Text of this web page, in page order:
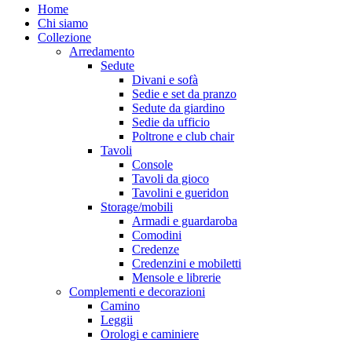
Close
Menu
Home
Chi siamo
Collezione
Arredamento
Sedute
Divani e sofà
Sedie e set da pranzo
Sedute da giardino
Sedie da ufficio
Poltrone e club chair
Tavoli
Console
Tavoli da gioco
Tavolini e gueridon
Storage/mobili
Armadi e guardaroba
Comodini
Credenze
Credenzini e mobiletti
Mensole e librerie
Complementi e decorazioni
Camino
Leggii
Orologi e caminiere